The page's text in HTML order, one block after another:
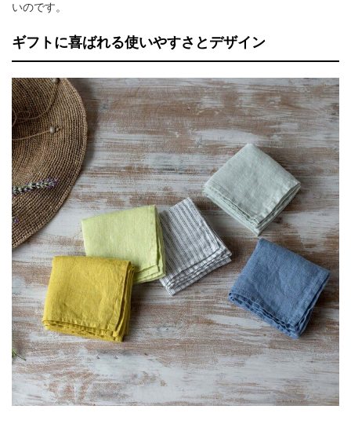
いのです。
ギフトに喜ばれる使いやすさとデザイン